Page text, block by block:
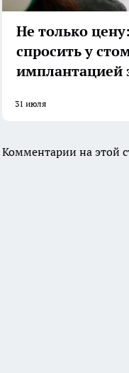
Не только
спросить у
имплантацией
31 июля
Комментарии на этой